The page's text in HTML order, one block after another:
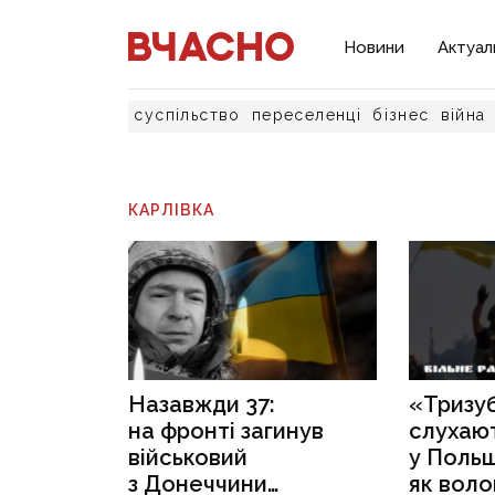
Новини
суспільство переселенці бізнес війна
КАРЛІВКА
Назавжди 37:
на фронті загинув
військовий
з Донеччини
у
як